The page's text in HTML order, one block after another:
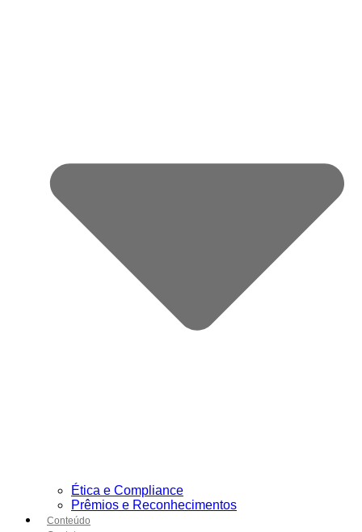
Ética e Compliance
Prêmios e Reconhecimentos
Conteúdo